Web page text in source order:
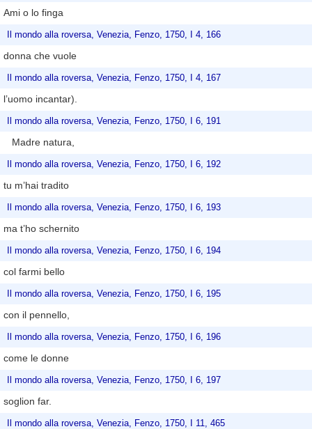
Ami o lo finga
Il mondo alla roversa, Venezia, Fenzo, 1750, I 4, 166
donna che vuole
Il mondo alla roversa, Venezia, Fenzo, 1750, I 4, 167
l’uomo incantar).
Il mondo alla roversa, Venezia, Fenzo, 1750, I 6, 191
Madre natura,
Il mondo alla roversa, Venezia, Fenzo, 1750, I 6, 192
tu m’hai tradito
Il mondo alla roversa, Venezia, Fenzo, 1750, I 6, 193
ma t’ho schernito
Il mondo alla roversa, Venezia, Fenzo, 1750, I 6, 194
col farmi bello
Il mondo alla roversa, Venezia, Fenzo, 1750, I 6, 195
con il pennello,
Il mondo alla roversa, Venezia, Fenzo, 1750, I 6, 196
come le donne
Il mondo alla roversa, Venezia, Fenzo, 1750, I 6, 197
soglion far.
Il mondo alla roversa, Venezia, Fenzo, 1750, I 11, 465